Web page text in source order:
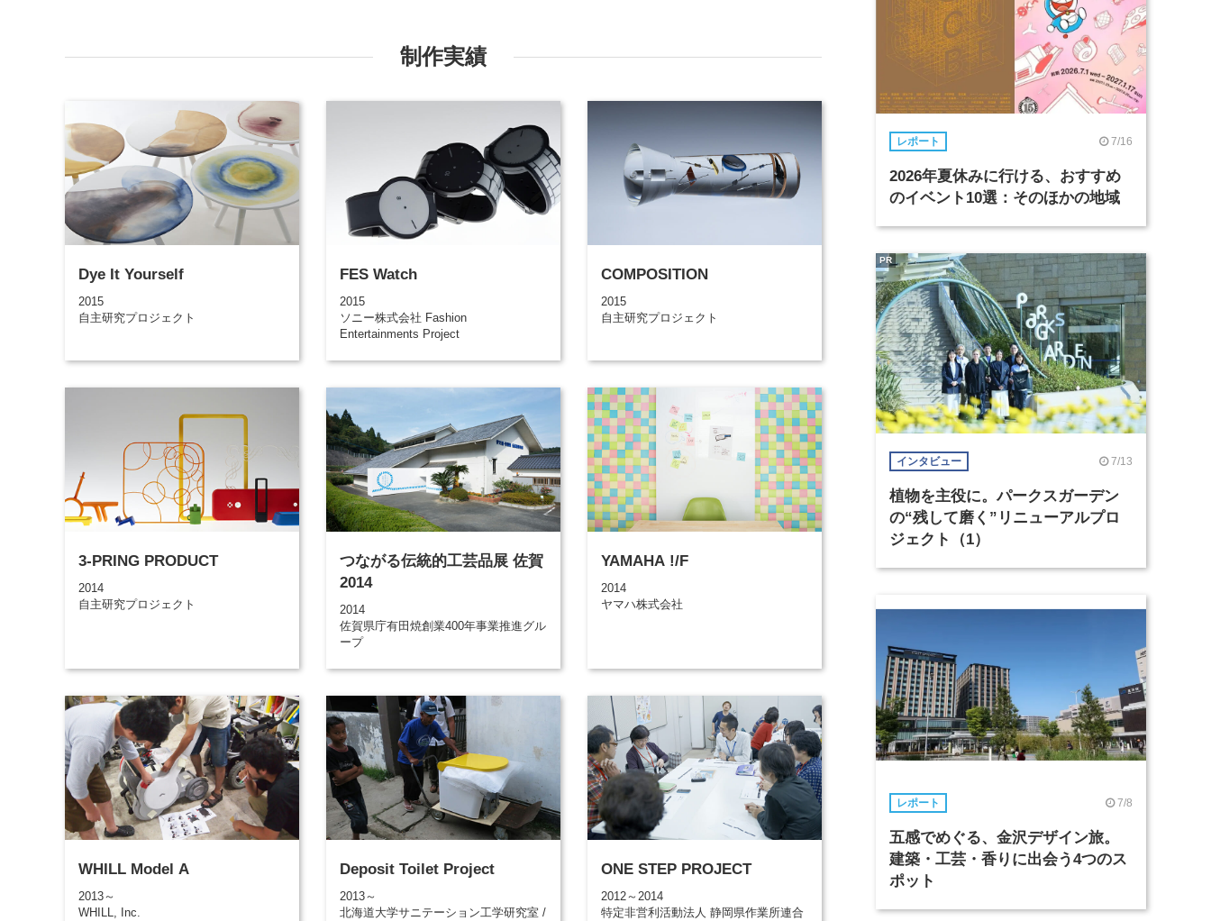
制作実績
Dye It Yourself
2015
自主研究プロジェクト
FES Watch
2015
ソニー株式会社 Fashion
Entertainments Project
COMPOSITION
2015
自主研究プロジェクト
3-PRING PRODUCT
2014
自主研究プロジェクト
つながる伝統的工芸品展 佐賀
2014
2014
佐賀県庁有田焼創業400年事業推進グル
ープ
YAMAHA !/F
2014
ヤマハ株式会社
WHILL Model A
2013～
WHILL, Inc.
Deposit Toilet Project
2013～
北海道大学サニテーション工学研究室 /
ONE STEP PROJECT
2012～2014
特定非営利活動法人 静岡県作業所連合
レポート 7/16
2026年夏休みに行ける、おすすめ
のイベント10選：そのほかの地域
インタビュー 7/13
植物を主役に。パークスガーデン
の“残して磨く”リニューアルプロ
ジェクト（1）
PR
レポート 7/8
五感でめぐる、金沢デザイン旅。
建築・工芸・香りに出会う4つのス
ポット